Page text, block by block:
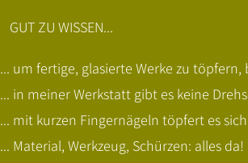
GUT ZU WISSEN...
... um fertige, glasierte Werke zu
... in meiner Werkstatt gibt es keine
... mit kurzen Fingernägeln töpfert es
... Material, Werkzeug, Schürzen: alles da!